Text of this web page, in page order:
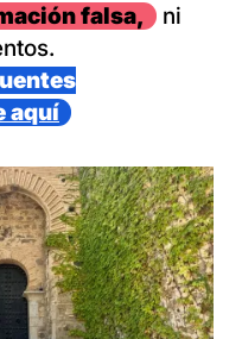
falsa,
ni
aquí